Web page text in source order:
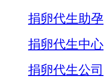
捐卵代生助孕
捐卵代生中心
捐卵代生公司